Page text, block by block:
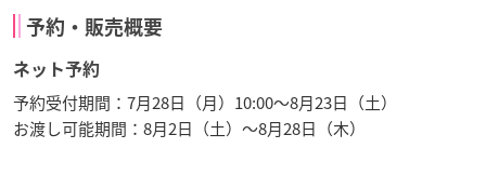
予約・販売概要
ネット予約
予約受付期間：7月28日（月）10:00～8月23日（土）
お渡し可能期間：8月2日（土）～8月28日（木）